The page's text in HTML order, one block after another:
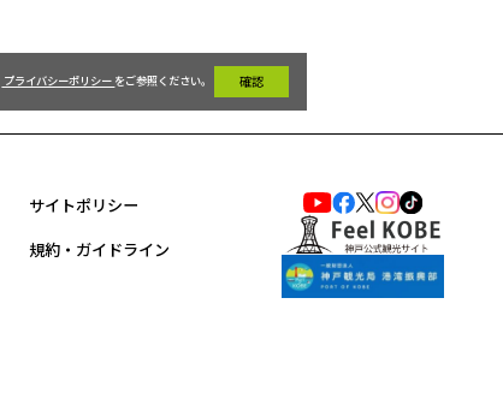
プライバシーポリシー をご参照ください。
サイトポリシー
規約・ガイドライン